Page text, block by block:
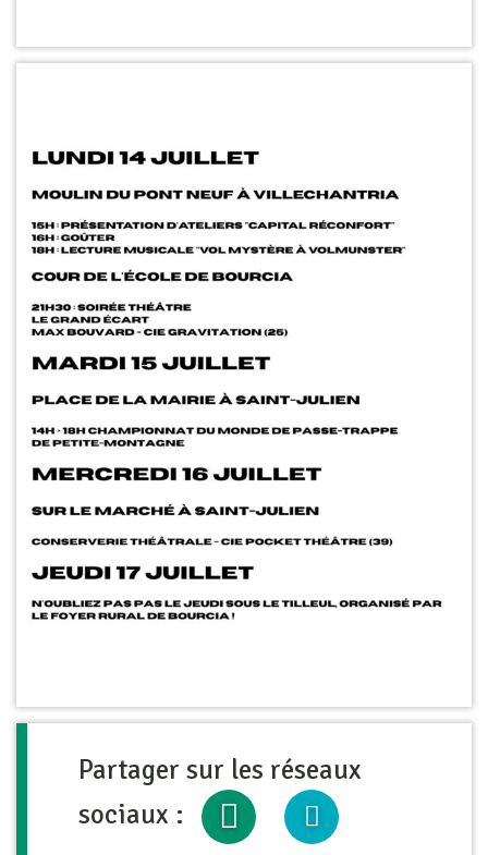
Partager sur les réseaux
sociaux :